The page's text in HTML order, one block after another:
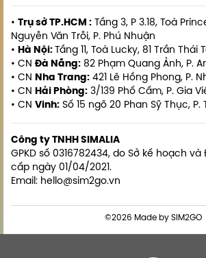
• Trụ sở TP.HCM : Tầng 3, P 3.18, Toà
Nguyễn Văn Trỗi, P. Phú Nhuận
• Hà Nội: Tầng 11, Toà Lucky, 81 Trần Thái
• CN Đà Nẵng: 82 Phạm Quang Ảnh, P.
• CN Nha Trang: 421 Lê Hồng Phong, P.
• CN Hải Phòng: 3/139 Phố Cấm, P. Gia
• CN Vinh: Số 15 ngõ 20 Phan Sỹ Thục, P.
Công ty TNHH SIMALIA
GPKD số 0316782434, do Sở kế hoạch và
cấp ngày 01/04/2021.
Email: hello@sim2go.vn
©2026 Made by SIM2GO